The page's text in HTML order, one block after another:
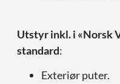
Utstyr inkl. i «Norsk
standard:
Exteriør puter.